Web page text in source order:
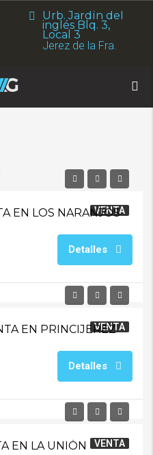
Urb. Jardín del
inglés Blq. 3,
Local 3
Jerez de la Fra.
VENTA
EN LOS NARANJOS
Detalles
VENTA
EN PRINCIJEREZ
Detalles
VENTA
EN LA UNIÓN